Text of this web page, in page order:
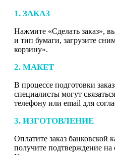
1. ЗАКАЗ
Нажмите «Сделать заказ»,
и тип бумаги, загрузите
корзину».
2. МАКЕТ
В процессе подготовки
специалисты могут
телефону или email для
3. ИЗГОТОВЛЕНИЕ
Оплатите заказ банковской
получите подтверждение на